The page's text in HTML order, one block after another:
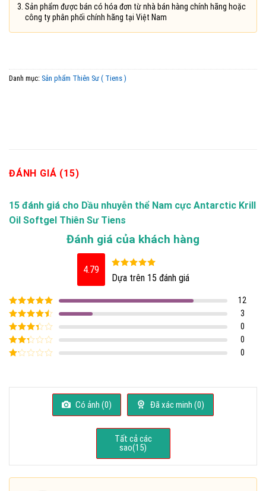
Sản phẩm được bán có hóa đơn từ nhà bán hàng chính hãng hoặc
công ty phân phối chính hãng tại Việt Nam
Danh mục: Sản phẩm Thiên Sư ( Tiens )
ĐÁNH GIÁ (15)
15 đánh giá cho Dầu nhuyễn thể Nam cực Antarctic Krill
Oil Softgel Thiên Sư Tiens
Đánh giá của khách hàng
4.79
Được xếp
hạng4.79 5
Dựa trên 15 đánh giá
Được xếp
hạng
5
12
Được xếp
hạng
sao
3
Được
xếp
hạng3
0
Được
0
1
0
Có ảnh (0) Đã xác minh (0)
Tất cả các
sao(15)